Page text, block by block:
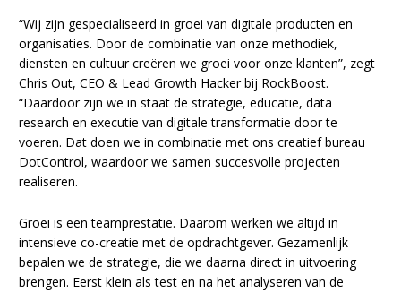
“Wij zijn gespecialiseerd in groei van digitale producten en
organisaties. Door de combinatie van onze methodiek,
diensten en cultuur creëren we groei voor onze klanten”, zegt
Chris Out, CEO & Lead Growth Hacker bij RockBoost.
“Daardoor zijn we in staat de strategie, educatie, data
research en executie van digitale transformatie door te
voeren. Dat doen we in combinatie met ons creatief bureau
DotControl, waardoor we samen succesvolle projecten
realiseren.
Groei is een teamprestatie. Daarom werken we altijd in
intensieve co-creatie met de opdrachtgever. Gezamenlijk
bepalen we de strategie, die we daarna direct in uitvoering
brengen. Eerst klein als test en na het analyseren van de